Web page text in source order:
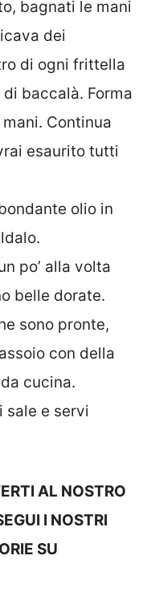
bagnati le mani
dei
di ogni frittella
baccalà. Forma
Continua
esaurito tutti
olio in
po’ alla volta
belle dorate.
sono pronte,
con della
cucina.
sale e servi
AL NOSTRO
I NOSTRI
IE SU